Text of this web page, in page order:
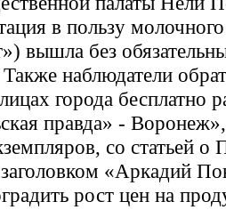
в пользу
вышла без
наблюдатели
города бесплатно
правда» -
со статьей о
«Аркадий
рост цен на